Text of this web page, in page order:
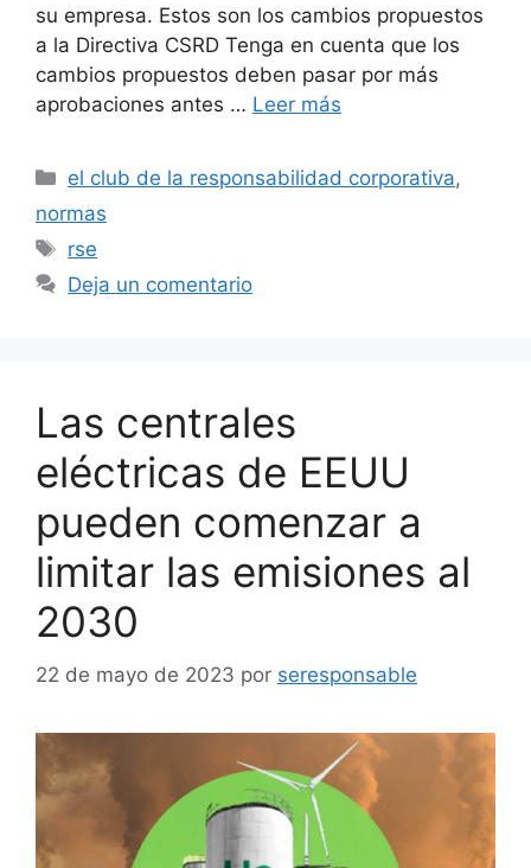
su empresa. Estos son los cambios propuestos
a la Directiva CSRD Tenga en cuenta que los
cambios propuestos deben pasar por más
aprobaciones antes … Leer más
Categorías
el club de la responsabilidad corporativa,
normas
Etiquetas
rse
Deja un comentario
Las centrales
eléctricas de EEUU
pueden comenzar a
limitar las emisiones al
2030
22 de mayo de 2023 por seresponsable